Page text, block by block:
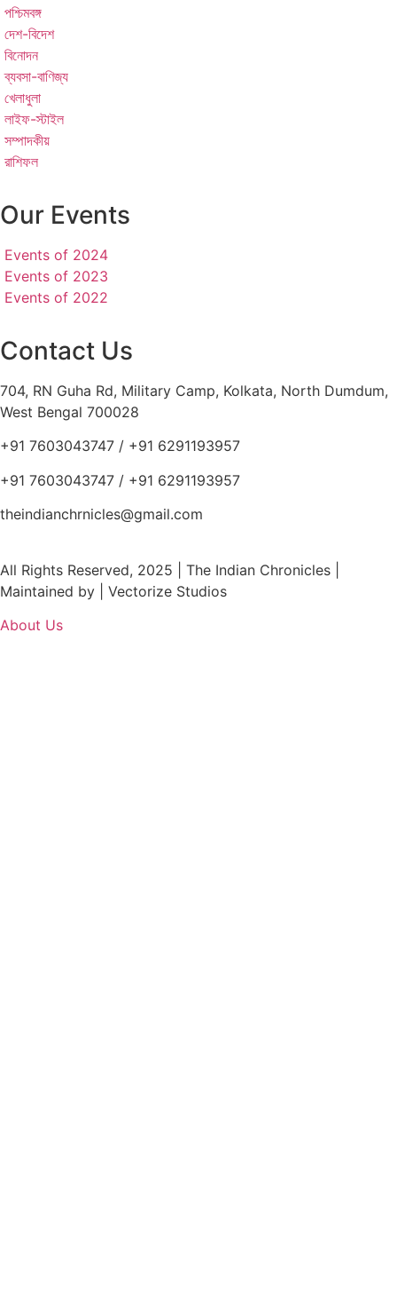
পশ্চিমবঙ্গ
দেশ-বিদেশ
বিনোদন
ব্যবসা-বাণিজ্য
খেলাধুলা
লাইফ-স্টাইল
সম্পাদকীয়
রাশিফল
Our Events
Events of 2024
Events of 2023
Events of 2022
Contact Us
704, RN Guha Rd, Military Camp, Kolkata, North Dumdum,
West Bengal 700028
+91 7603043747 / +91 6291193957
+91 7603043747 / +91 6291193957
theindianchrnicles@gmail.com
All Rights Reserved, 2025 | The Indian Chronicles |
Maintained by | Vectorize Studios
About Us